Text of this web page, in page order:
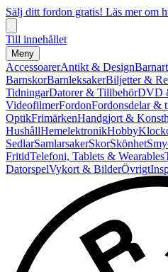
Sälj ditt fordon gratis! Läs mer om
Till innehållet
Meny
AccessoarerAntikt & Design
BarnskorBarnleksakerBiljetter &
TidningarDatorer & TillbehörDVD
VideofilmerFordonFordonsdelar &
OptikFrimärkenHandgjort &
HushållHemelektronikHobby
SedlarSamlarsakerSkorSkönhet
FritidTelefoni, Tablets & Wearables
DatorspelVykort & BilderÖvrigt